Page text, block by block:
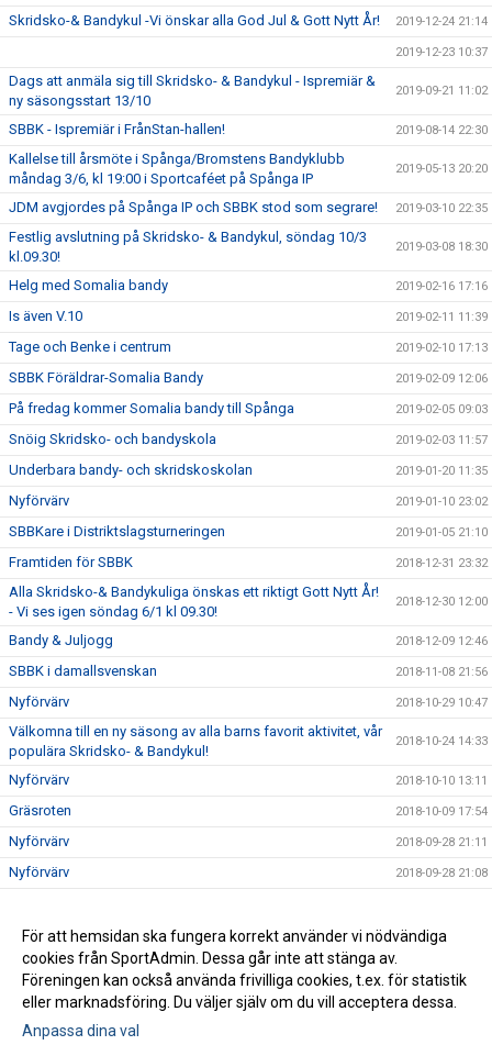
Skridsko-& Bandykul -Vi önskar alla God Jul & Gott Nytt År! 2019-12-24 21:14
2019-12-23 10:37
Dags att anmäla sig till Skridsko- & Bandykul - Ispremiär &
ny säsongsstart 13/10
2019-09-21 11:02
SBBK - Ispremiär i FrånStan-hallen! 2019-08-14 22:30
Kallelse till årsmöte i Spånga/Bromstens Bandyklubb
måndag 3/6, kl 19:00 i Sportcaféet på Spånga IP
2019-05-13 20:20
JDM avgjordes på Spånga IP och SBBK stod som segrare! 2019-03-10 22:35
Festlig avslutning på Skridsko- & Bandykul, söndag 10/3
kl.09.30!
2019-03-08 18:30
Helg med Somalia bandy 2019-02-16 17:16
Is även V.10 2019-02-11 11:39
Tage och Benke i centrum 2019-02-10 17:13
SBBK Föräldrar-Somalia Bandy 2019-02-09 12:06
På fredag kommer Somalia bandy till Spånga 2019-02-05 09:03
Snöig Skridsko- och bandyskola 2019-02-03 11:57
Underbara bandy- och skridskoskolan 2019-01-20 11:35
Nyförvärv 2019-01-10 23:02
SBBKare i Distriktslagsturneringen 2019-01-05 21:10
Framtiden för SBBK 2018-12-31 23:32
Alla Skridsko-& Bandykuliga önskas ett riktigt Gott Nytt År!
- Vi ses igen söndag 6/1 kl 09.30!
2018-12-30 12:00
Bandy & Juljogg 2018-12-09 12:46
SBBK i damallsvenskan 2018-11-08 21:56
Nyförvärv 2018-10-29 10:47
Välkomna till en ny säsong av alla barns favorit aktivitet, vår
populära Skridsko- & Bandykul!
2018-10-24 14:33
Nyförvärv 2018-10-10 13:11
Gräsroten 2018-10-09 17:54
Nyförvärv 2018-09-28 21:11
Nyförvärv 2018-09-28 21:08
SBBK Årsmöte 2018 2018-06-18 09:29
Simon Bonetto tilldelas Bo Thunbergs stipendium 2018 2018-06-18 09:29
För att hemsidan ska fungera korrekt använder vi nödvändiga
cookies från SportAdmin. Dessa går inte att stänga av.
Föreningen kan också använda frivilliga cookies, t.ex. för statistik
eller marknadsföring. Du väljer själv om du vill acceptera dessa.
Anpassa dina val